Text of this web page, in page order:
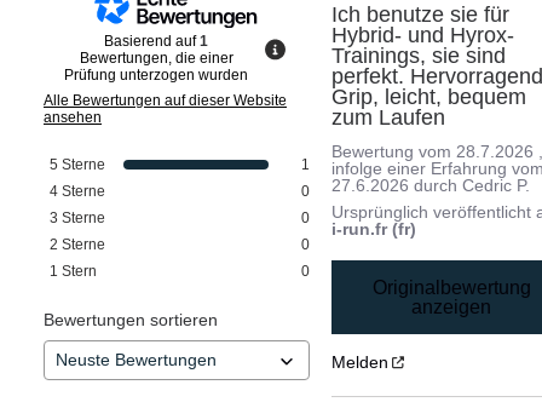
Basierend auf1
Bewertungen, die einer
Prüfung unterzogen wurden
Alle Bewertungen auf dieser Website
ansehen
5 Sterne
1
4 Sterne
0
3 Sterne
0
2 Sterne
0
1 Stern 0
Bewertungen sortieren
Ich benutze sie für
Hybrid- und Hyrox-
Trainings, sie sind
perfekt.
Grip, leicht, bequem
zum Laufen
Bewertung vom 28.7.2026
infolge einer Erfahrung
27.6.2026 durchCedric P.
Ursprünglich veröffentlicht
i-run.fr (fr)
Originalbewertung
anzeigen
Melden